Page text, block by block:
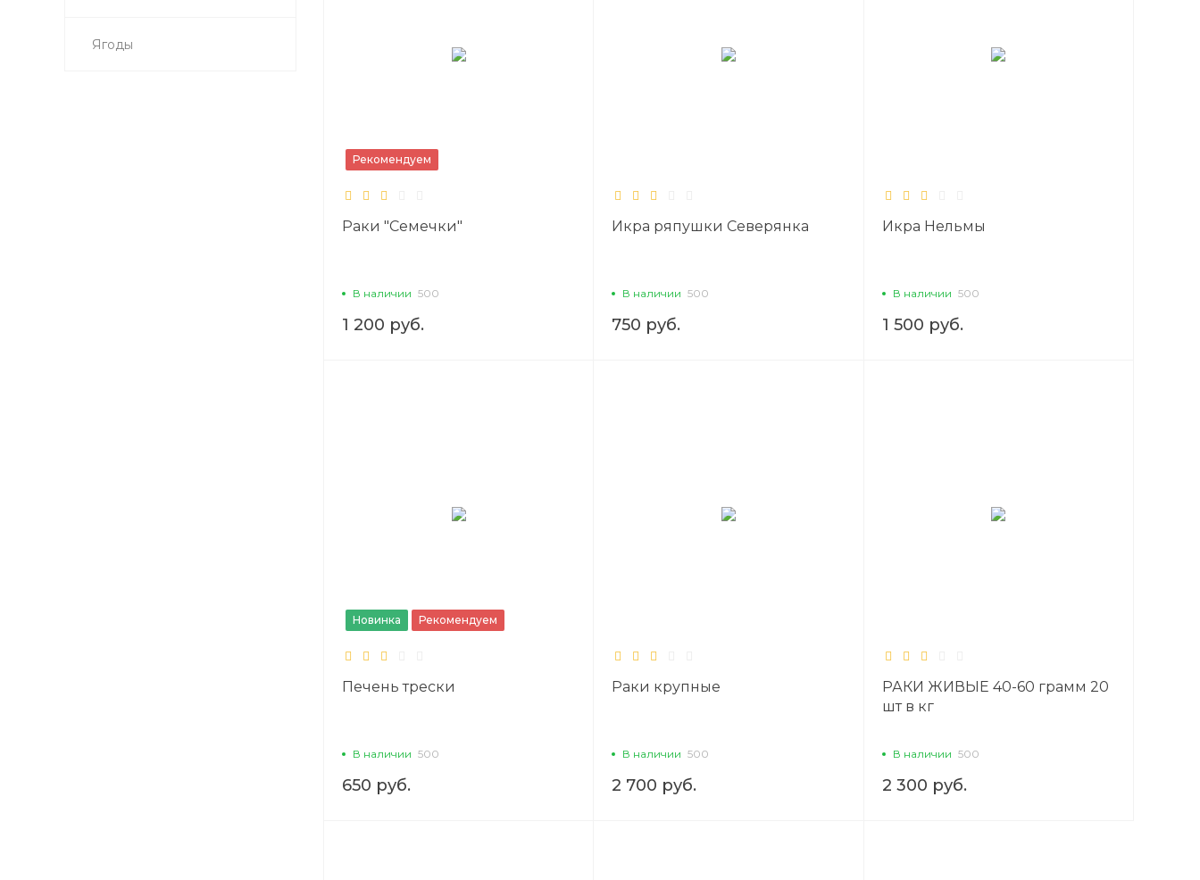
Ягоды
Рекомендуем
Раки "Семечки"
В наличии 500
1 200 руб.
Икра ряпушки Северянка
В наличии 500
750 руб.
Икра Нельмы
В наличии 500
1 500 руб.
Новинка Рекомендуем
Печень трески
В наличии 500
650 руб.
Раки крупные
В наличии 500
2 700 руб.
РАКИ ЖИВЫЕ 40-60 грамм 20
шт в кг
В наличии 500
2 300 руб.